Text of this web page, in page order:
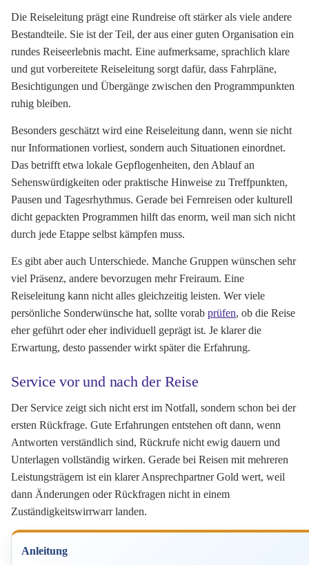
Die Reiseleitung prägt eine Rundreise oft stärker als viele andere
Bestandteile. Sie ist der Teil, der aus einer guten Organisation ein
rundes Reiseerlebnis macht. Eine aufmerksame, sprachlich klare
und gut vorbereitete Reiseleitung sorgt dafür, dass Fahrpläne,
Besichtigungen und Übergänge zwischen den Programmpunkten
ruhig bleiben.
Besonders geschätzt wird eine Reiseleitung dann, wenn sie nicht
nur Informationen vorliest, sondern auch Situationen einordnet.
Das betrifft etwa lokale Gepflogenheiten, den Ablauf an
Sehenswürdigkeiten oder praktische Hinweise zu Treffpunkten,
Pausen und Tagesrhythmus. Gerade bei Fernreisen oder kulturell
dicht gepackten Programmen hilft das enorm, weil man sich nicht
durch jede Etappe selbst kämpfen muss.
Es gibt aber auch Unterschiede. Manche Gruppen wünschen sehr
viel Präsenz, andere bevorzugen mehr Freiraum. Eine
Reiseleitung kann nicht alles gleichzeitig leisten. Wer viele
persönliche Sonderwünsche hat, sollte vorab prüfen, ob die Reise
eher geführt oder eher individuell geprägt ist. Je klarer die
Erwartung, desto passender wirkt später die Erfahrung.
Service vor und nach der Reise
Der Service zeigt sich nicht erst im Notfall, sondern schon bei der
ersten Rückfrage. Gute Erfahrungen entstehen oft dann, wenn
Antworten verständlich sind, Rückrufe nicht ewig dauern und
Unterlagen vollständig wirken. Gerade bei Reisen mit mehreren
Leistungsträgern ist ein klarer Ansprechpartner Gold wert, weil
dann Änderungen oder Rückfragen nicht in einem
Zuständigkeitswirrwarr landen.
Anleitung